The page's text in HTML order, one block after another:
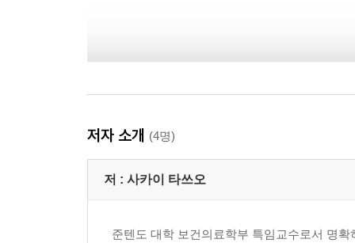
저자 소개 (4명)
저 : 사카이 타쓰오
준텐도 대학 보건의료학부 특임교수로서 명